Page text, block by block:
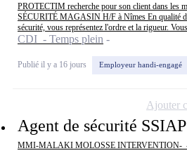
PROTECTIM recherche pour son client dans les
SÉCURITÉ MAGASIN H/F à Nîmes En qualité
sécurité, vous représentez l'ordre et la rigueur. Vous
CDI - Temps plein
Publié il y a 16 jours Employeur handi-engagé
Agent de sécurité
MMI-MALAKI MOLOSSE INTERVENTION-
Ajouter